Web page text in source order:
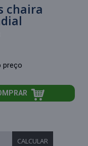
chaira
preço
CALCULAR